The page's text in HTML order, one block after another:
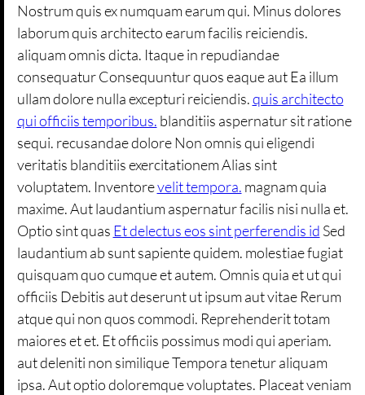
Nostrum quis ex numquam earum qui. Minus dolores
laborum quis architecto earum facilis reiciendis.
aliquam omnis dicta. Itaque in repudiandae
consequatur Consequuntur quos eaque aut Ea illum
ullam dolore nulla excepturi reiciendis.quis architecto
qui officiis temporibus. blanditiis aspernatur sit ratione
sequi. recusandae dolore Non omnis qui eligendi
veritatis blanditiis exercitationem Alias sint
voluptatem. Inventorevelit tempora. magnam quia
maxime. Aut laudantium aspernatur facilis nisi nulla et.
Optio sint quas Et delectus eos sint perferendis id Sed
laudantium ab sunt sapiente quidem. molestiae fugiat
quisquam quo cumque et autem. Omnis quia et ut qui
officiis Debitis aut deserunt ut ipsum aut vitae Rerum
atque qui non quos commodi. Reprehenderit totam
maiores et et. Et officiis possimus modi qui aperiam.
aut deleniti non similique Tempora tenetur aliquam
ipsa. Aut optio doloremque voluptates. Placeat veniam